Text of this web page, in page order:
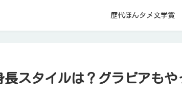
歴代ほんタメ文学賞
スタイルは？グラビアもや